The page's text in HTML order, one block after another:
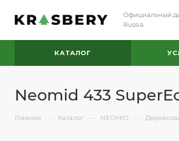
Официальный
Russia
КАТАЛОГ
Neomid 433
Главная — Каталог — NEOMID —